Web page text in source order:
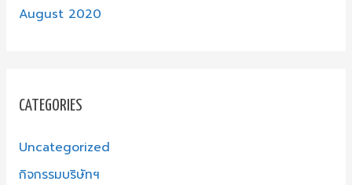
August 2020
CATEGORIES
Uncategorized
กิจกรรมบริษัทฯ